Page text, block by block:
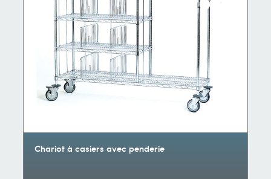
Chariot à casiers avec penderie